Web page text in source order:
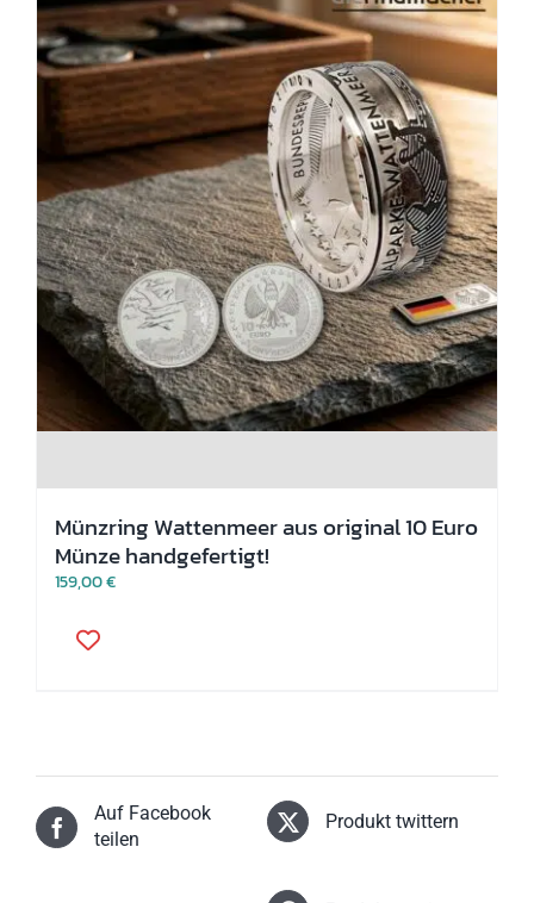
auf
der
Produktseite
gewählt
Münzring Wattenmeer aus original 10 Euro
Münze handgefertigt!
159,00€
Produkt
Optionen
auf
der
Auf Facebook
teilen
Produkt twittern